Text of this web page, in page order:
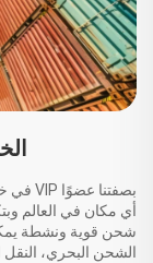
أي مكان في العالم
شحن قوية ونشطة
الشحن البحري،